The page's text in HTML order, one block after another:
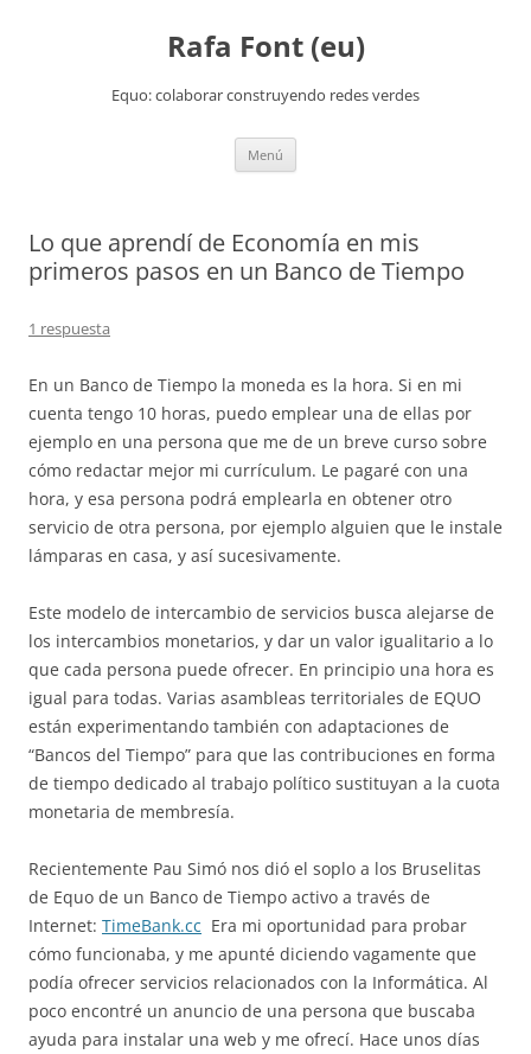
Rafa Font (eu)
Equo: colaborar construyendo redes verdes
Menú
Lo que aprendí de Economía en mis
primeros pasos en un Banco de Tiempo
1 respuesta
En un Banco de Tiempo la moneda es la hora. Si en mi
cuenta tengo 10 horas, puedo emplear una de ellas por
ejemplo en una persona que me de un breve curso sobre
cómo redactar mejor mi currículum. Le pagaré con una
hora, y esa persona podrá emplearla en obtener otro
servicio de otra persona, por ejemplo alguien que le instale
lámparas en casa, y así sucesivamente.
Este modelo de intercambio de servicios busca alejarse de
los intercambios monetarios, y dar un valor igualitario a lo
que cada persona puede ofrecer. En principio una hora es
igual para todas. Varias asambleas territoriales de EQUO
están experimentando también con adaptaciones de
“Bancos del Tiempo” para que las contribuciones en forma
de tiempo dedicado al trabajo político sustituyan a la cuota
monetaria de membresía.
Recientemente Pau Simó nos dió el soplo a los Bruselitas
de Equo de un Banco de Tiempo activo a través de
Internet: TimeBank.cc Era mi oportunidad para probar
cómo funcionaba, y me apunté diciendo vagamente que
podía ofrecer servicios relacionados con la Informática. Al
poco encontré un anuncio de una persona que buscaba
ayuda para instalar una web y me ofrecí. Hace unos días